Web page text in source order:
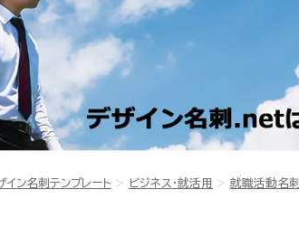
イン名刺テンプレート ビジネス・就活用 就職活動名刺